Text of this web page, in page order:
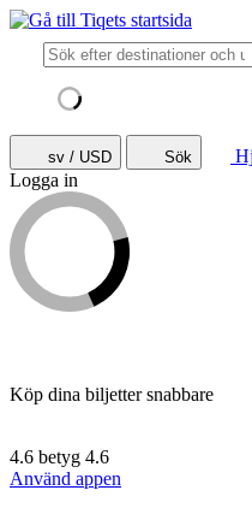
sv / USD Sök
Logga in
Köp dina biljetter snabbare
4.6 betyg 4.6
Använd appen